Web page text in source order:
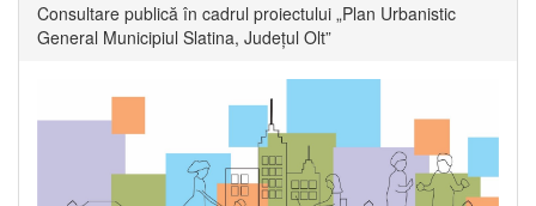
Consultare publică în cadrul proiectului „Plan Urbanistic
General Municipiul Slatina, Județul Olt”